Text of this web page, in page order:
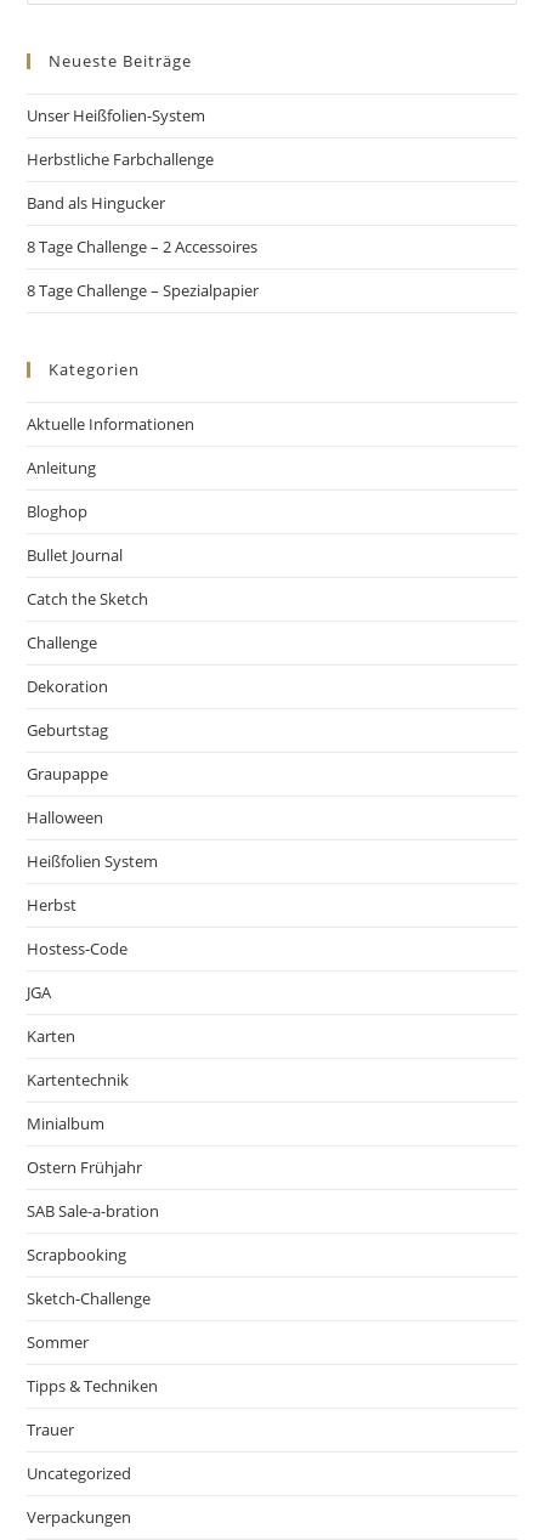
Neueste Beiträge
Unser Heißfolien-System
Herbstliche Farbchallenge
Band als Hingucker
8 Tage Challenge – 2 Accessoires
8 Tage Challenge – Spezialpapier
Kategorien
Aktuelle Informationen
Anleitung
Bloghop
Bullet Journal
Catch the Sketch
Challenge
Dekoration
Geburtstag
Graupappe
Halloween
Heißfolien System
Herbst
Hostess-Code
JGA
Karten
Kartentechnik
Minialbum
Ostern Frühjahr
SAB Sale-a-bration
Scrapbooking
Sketch-Challenge
Sommer
Tipps & Techniken
Trauer
Uncategorized
Verpackungen